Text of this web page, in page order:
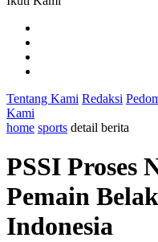
Tentang Kami Redaksi
Kami
home sports detail berita
PSSI Proses
Pemain
Indonesia